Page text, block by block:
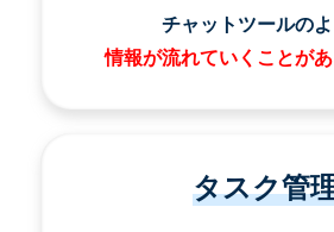
チャットツールの
情報が流れていくことがあ
タスク管